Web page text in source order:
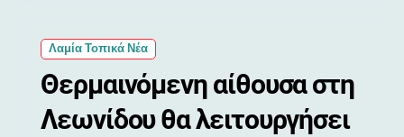
Λαμία Τοπικά Νέα
Θερμαινόμενη αίθουσα στη
Λεωνίδου θα λειτουργήσει